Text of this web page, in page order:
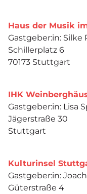
Haus der Musik
Gastgeber:in: Silke
Schillerplatz 6
70173 Stuttgart
IHK
Gastgeber:in: Lisa
Jägerstraße 30
Stuttgart
Kulturinsel
Gastgeber:in:
Güterstraße 4